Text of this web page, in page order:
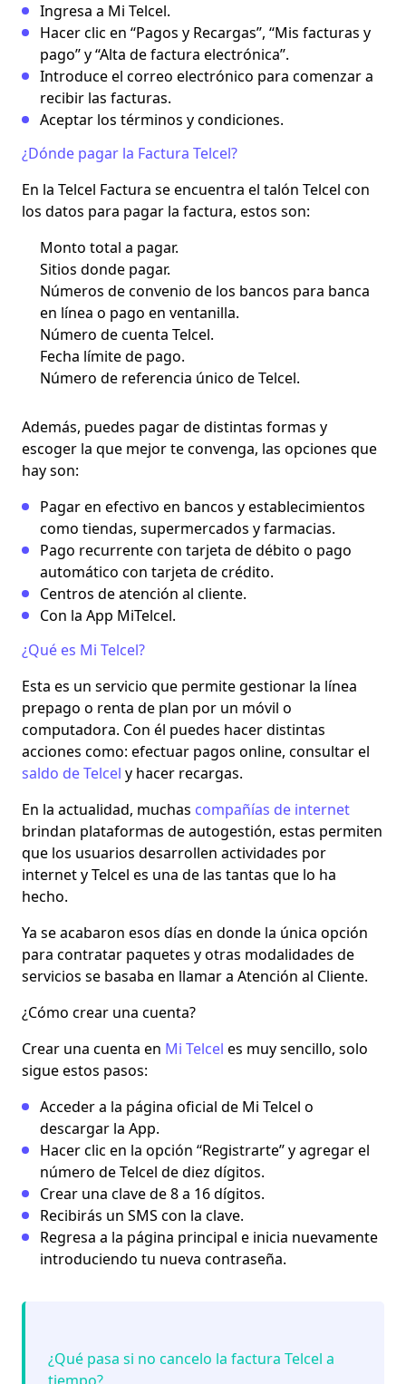
Ingresa a Mi Telcel.
Hacer clic en ‘‘Pagos y Recargas’’, ‘‘Mis facturas y
pago’’ y ‘‘Alta de factura electrónica’’.
Introduce el correo electrónico para comenzar a
recibir las facturas.
Aceptar los términos y condiciones.
¿Dónde pagar la Factura Telcel?
En la Telcel Factura se encuentra el talón Telcel con
los datos para pagar la factura, estos son:
Monto total a pagar.
Sitios donde pagar.
Números de convenio de los bancos para banca
en línea o pago en ventanilla.
Número de cuenta Telcel.
Fecha límite de pago.
Número de referencia único de Telcel.
Además, puedes pagar de distintas formas y
escoger la que mejor te convenga, las opciones que
hay son:
Pagar en efectivo en bancos y establecimientos
como tiendas, supermercados y farmacias.
Pago recurrente con tarjeta de débito o pago
automático con tarjeta de crédito.
Centros de atención al cliente.
Con la App MiTelcel.
¿Qué es Mi Telcel?
Esta es un servicio que permite gestionar la línea
prepago o renta de plan por un móvil o
computadora. Con él puedes hacer distintas
acciones como: efectuar pagos online, consultar el
saldo de Telcel y hacer recargas.
En la actualidad, muchas compañías de internet
brindan plataformas de autogestión, estas permiten
que los usuarios desarrollen actividades por
internet y Telcel es una de las tantas que lo ha
hecho.
Ya se acabaron esos días en donde la única opción
para contratar paquetes y otras modalidades de
servicios se basaba en llamar a Atención al Cliente.
¿Cómo crear una cuenta?
Crear una cuenta en Mi Telcel es muy sencillo, solo
sigue estos pasos:
Acceder a la página oficial de Mi Telcel o
descargar la App.
Hacer clic en la opción ‘‘Registrarte’’ y agregar el
número de Telcel de diez dígitos.
Crear una clave de 8 a 16 dígitos.
Recibirás un SMS con la clave.
Regresa a la página principal e inicia nuevamente
introduciendo tu nueva contraseña.
¿Qué pasa si no cancelo la factura Telcel a